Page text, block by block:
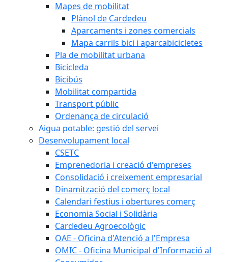
Mapes de mobilitat
Plànol de Cardedeu
Aparcaments i zones comercials
Mapa carrils bici i aparcabicicletes
Pla de mobilitat urbana
Bicicleda
Bicibús
Mobilitat compartida
Transport públic
Ordenança de circulació
Aigua potable: gestió del servei
Desenvolupament local
CSETC
Emprenedoria i creació d'empreses
Consolidació i creixement empresarial
Dinamització del comerç local
Calendari festius i obertures comerç
Economia Social i Solidària
Cardedeu Agroecològic
OAE - Oficina d'Atenció a l'Empresa
OMIC - Oficina Municipal d'Informació al